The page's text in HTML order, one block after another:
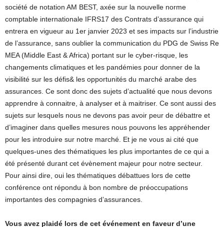
société de notation AM BEST, axée sur la nouvelle norme
comptable internationale IFRS17 des Contrats d’assurance qui
entrera en vigueur au 1er janvier 2023 et ses impacts sur l’industrie
de l’assurance, sans oublier la communication du PDG de Swiss Re
MEA (Middle East & Africa) portant sur le cyber-risque, les
changements climatiques et les pandémies pour donner de la
visibilité sur les défis& les opportunités du marché arabe des
assurances. Ce sont donc des sujets d’actualité que nous devons
apprendre à connaitre, à analyser et à maitriser. Ce sont aussi des
sujets sur lesquels nous ne devons pas avoir peur de débattre et
d’imaginer dans quelles mesures nous pouvons les appréhender
pour les introduire sur notre marché. Et je ne vous ai cité que
quelques-unes des thématiques les plus importantes de ce qui a
été présenté durant cet évènement majeur pour notre secteur.
Pour ainsi dire, oui les thématiques débattues lors de cette
conférence ont répondu à bon nombre de préoccupations
importantes des compagnies d’assurances.
Vous avez plaidé lors de cet événement en faveur d’une